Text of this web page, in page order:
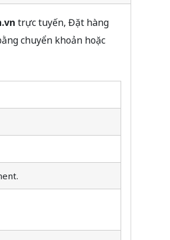
trực tuyến, Đặt hàng
chuyển khoản hoặc